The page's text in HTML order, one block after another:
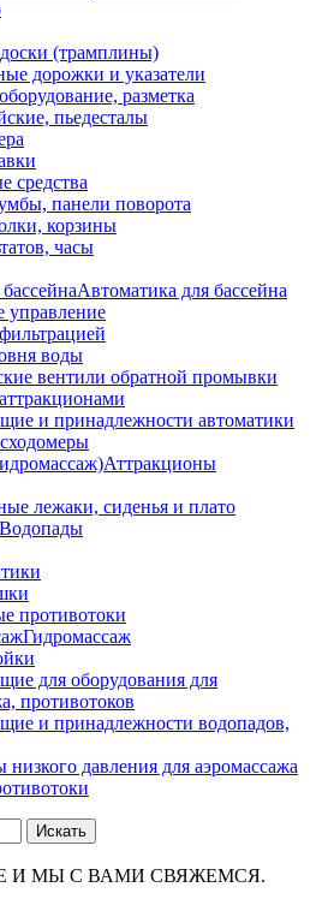
(трамплины)
дорожки и указатели
разметка
пьедесталы
средства
панели поворота
корзины
часы
Автоматика для бассейна
управление
воды
вентили обратной промывки
и принадлежности автоматики
Аттракционы
лежаки, сиденья и плато
Водопады
противотоки
Гидромассаж
для оборудования для
противотоков
и принадлежности водопадов,
давления для аэромассажа
Искать
И МЫ С ВАМИ СВЯЖЕМСЯ.